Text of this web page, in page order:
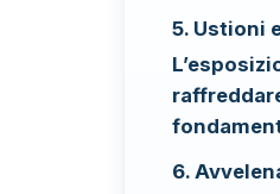
5. Ustioni
6.